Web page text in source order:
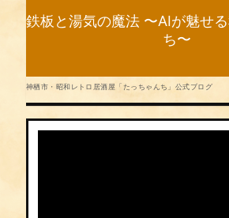
鉄板と湯気の魔法 〜AIが魅せ
ち〜
神栖市・昭和レトロ居酒屋「たっちゃんち」公式ブログ